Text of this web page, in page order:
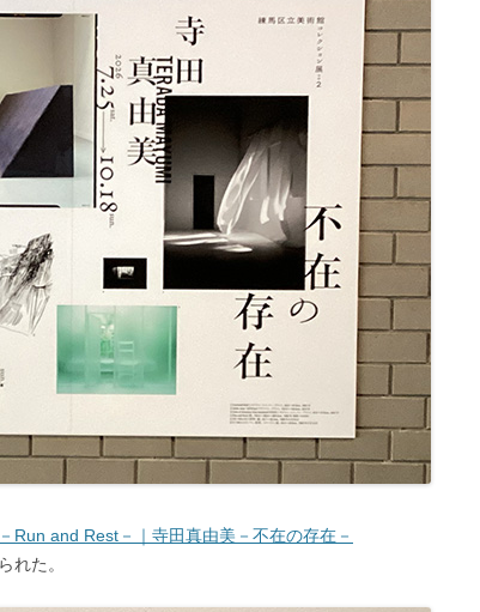
and Rest－｜寺田真由美－不在の存在－
れた。